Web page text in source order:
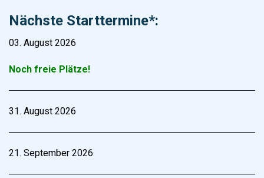
Nächste Starttermine*:
03. August 2026
Noch freie Plätze!
31. August 2026
21. September 2026